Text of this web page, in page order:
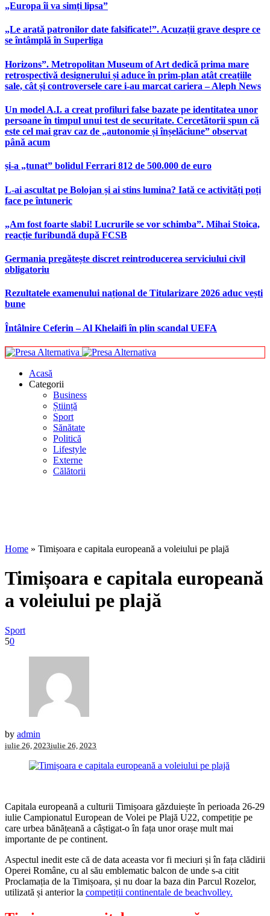
„Europa îi va simți lipsa”
„Le arată patronilor date falsificate!”. Acuzații grave despre ce
se întâmplă în Superliga
Horizons”. Metropolitan Museum of Art dedică prima mare
retrospectivă designerului și aduce în prim-plan atât creațiile
sale, cât și controversele care i-au marcat cariera – Aleph News
Un model A.I. a creat profiluri false bazate pe identitatea unor
persoane în timpul unui test de securitate. Cercetătorii spun că
este cel mai grav caz de „autonomie și înșelăciune” observat
până acum
și-a „tunat” bolidul Ferrari 812 de 500.000 de euro
L-ai ascultat pe Bolojan și ai stins lumina? Iată ce activități poți
face pe întuneric
„Am fost foarte slabi! Lucrurile se vor schimba”. Mihai Stoica,
reacție furibundă după FCSB
Germania pregătește discret reintroducerea serviciului civil
obligatoriu
Rezultatele examenului național de Titularizare 2026 aduc vești
bune
Întâlnire Ceferin – Al Khelaifi în plin scandal UEFA
Acasă
Categorii
Business
Știință
Sport
Sănătate
Politică
Lifestyle
Externe
Călătorii
Home » Timișoara e capitala europeană a voleiului pe plajă
Timișoara e capitala europeană
a voleiului pe plajă
Sport
50
by admin
iulie 26, 2023iulie 26, 2023
Capitala europeană a culturii Timișoara găzduiește în perioada 26-29
iulie Campionatul European de Volei pe Plajă U22, competiție pe
care urbea bănățeană a câștigat-o în fața unor orașe mult mai
importante de pe continent.
Aspectul inedit este că de data aceasta vor fi meciuri și în fața clădirii
Operei Române, cu al său emblematic balcon de unde s-a citit
Proclamația de la Timișoara, și nu doar la baza din Parcul Rozelor,
utilizată și anterior la competiții continentale de beachvolley.